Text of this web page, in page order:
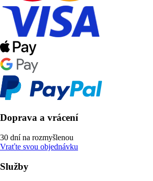
Doprava a vrácení
30 dní na rozmyšlenou
Vraťte svou objednávku
Služby